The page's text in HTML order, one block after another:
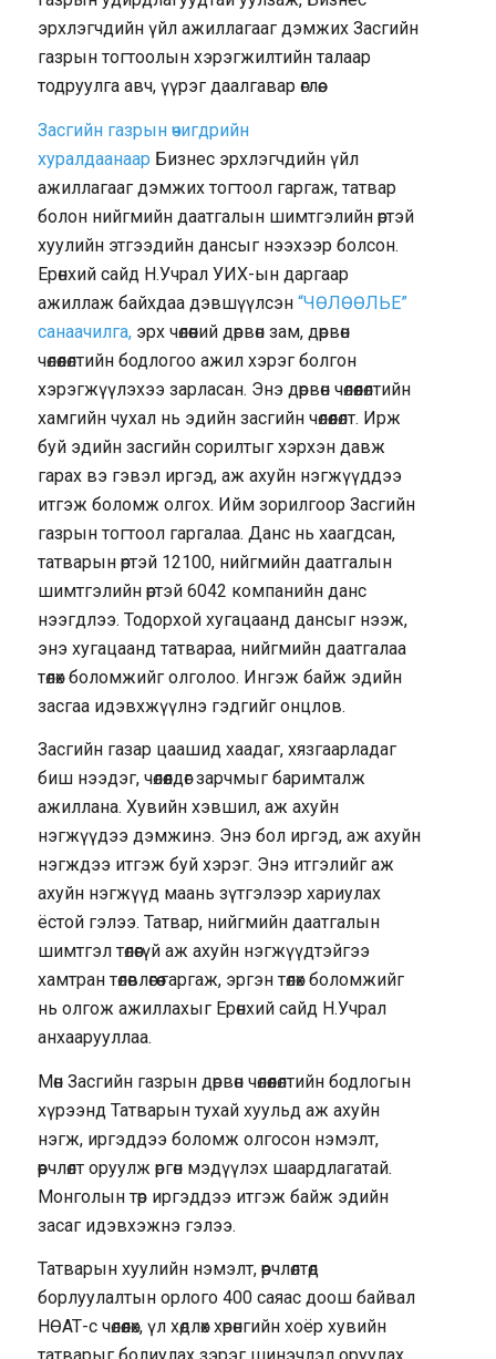
эрхлэгчдийн үйл ажиллагааг дэмжих Засгийн
газрын тогтоолын хэрэгжилтийн талаар
тодруулга авч, үүрэг даалгавар өглөө.
Засгийн газрын өчигдрийн
хуралдаанаар Бизнес эрхлэгчдийн үйл
ажиллагааг дэмжих тогтоол гаргаж, татвар
болон нийгмийн даатгалын шимтгэлийн өртэй
хуулийн этгээдийн дансыг нээхээр болсон.
Ерөнхий сайд Н.Учрал УИХ-ын даргаар
ажиллаж байхдаа дэвшүүлсэн “ЧӨЛӨӨЛЬЕ”
санаачилга, эрх чөлөөний дөрвөн зам, дөрвөн
чөлөөлөлтийн бодлогоо ажил хэрэг болгон
хэрэгжүүлэхээ зарласан. Энэ дөрвөн чөлөөлөлтийн
хамгийн чухал нь эдийн засгийн чөлөөлөлт. Ирж
буй эдийн засгийн сорилтыг хэрхэн давж
гарах вэ гэвэл иргэд, аж ахуйн нэгжүүддээ
итгэж боломж олгох. Ийм зорилгоор Засгийн
газрын тогтоол гаргалаа. Данс нь хаагдсан,
татварын өртэй 12100, нийгмийн даатгалын
шимтгэлийн өртэй 6042 компанийн данс
нээгдлээ. Тодорхой хугацаанд дансыг нээж,
энэ хугацаанд татвараа, нийгмийн даатгалаа
төлөх боломжийг олголоо. Ингэж байж эдийн
засгаа идэвхжүүлнэ гэдгийг онцлов.
Засгийн газар цаашид хаадаг, хязгаарладаг
биш нээдэг, чөлөөлдөг зарчмыг баримталж
ажиллана. Хувийн хэвшил, аж ахуйн
нэгжүүдээ дэмжинэ. Энэ бол иргэд, аж ахуйн
нэгждээ итгэж буй хэрэг. Энэ итгэлийг аж
ахуйн нэгжүүд маань зүтгэлээр хариулах
ёстой гэлээ. Татвар, нийгмийн даатгалын
шимтгэл төлөөгүй аж ахуйн нэгжүүдтэйгээ
хамтран төлөвлөгөө гаргаж, эргэн төлөх боломжийг
нь олгож ажиллахыг Ерөнхий сайд Н.Учрал
анхаарууллаа.
Мөн Засгийн газрын дөрвөн чөлөөлөлтийн бодлогын
хүрээнд Татварын тухай хуульд аж ахуйн
нэгж, иргэддээ боломж олгосон нэмэлт,
өөрчлөлт оруулж өргөн мэдүүлэх шаардлагатай.
Монголын төр иргэддээ итгэж байж эдийн
засаг идэвхэжнэ гэлээ.
Татварын хуулийн нэмэлт, өөрчлөлтөд
борлуулалтын орлого 400 саяас доош байвал
НӨАТ-с чөлөөлөх, үл хөдлөх хөрөнгийн хоёр хувийн